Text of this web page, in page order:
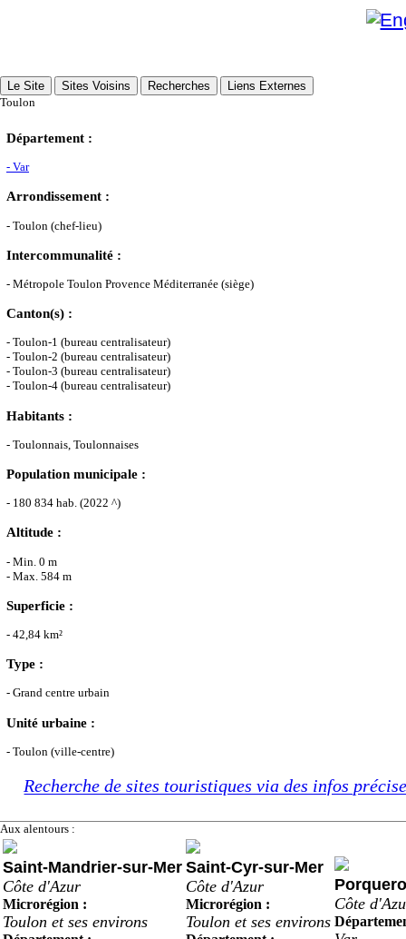
Le Site Sites Voisins Recherches
Liens Externes
Toulon
Département :
- Var
Arrondissement :
- Toulon (chef-lieu)
Intercommunalité :
- Métropole Toulon Provence Méditerranée (siège)
Canton(s) :
- Toulon-1 (bureau centralisateur)
- Toulon-2 (bureau centralisateur)
- Toulon-3 (bureau centralisateur)
- Toulon-4 (bureau centralisateur)
Habitants :
- Toulonnais, Toulonnaises
Population municipale :
- 180 834 hab. (2022 ^)
Altitude :
- Min. 0 m
- Max. 584 m
Superficie :
- 42,84 km²
Type :
- Grand centre urbain
Unité urbaine :
- Toulon (ville-centre)
Recherche de sites touristiques via des infos
Aux alentours :
Saint-Mandrier-sur-Mer
Côte d'Azur
Microrégion :
Toulon et ses environs
Saint-Cyr-sur-Mer
Côte d'Azur
Microrégion :
Toulon et ses environs
Côte